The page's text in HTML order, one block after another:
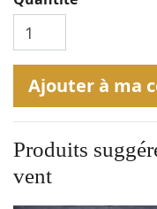
Ajouter à ma
Produits
vent